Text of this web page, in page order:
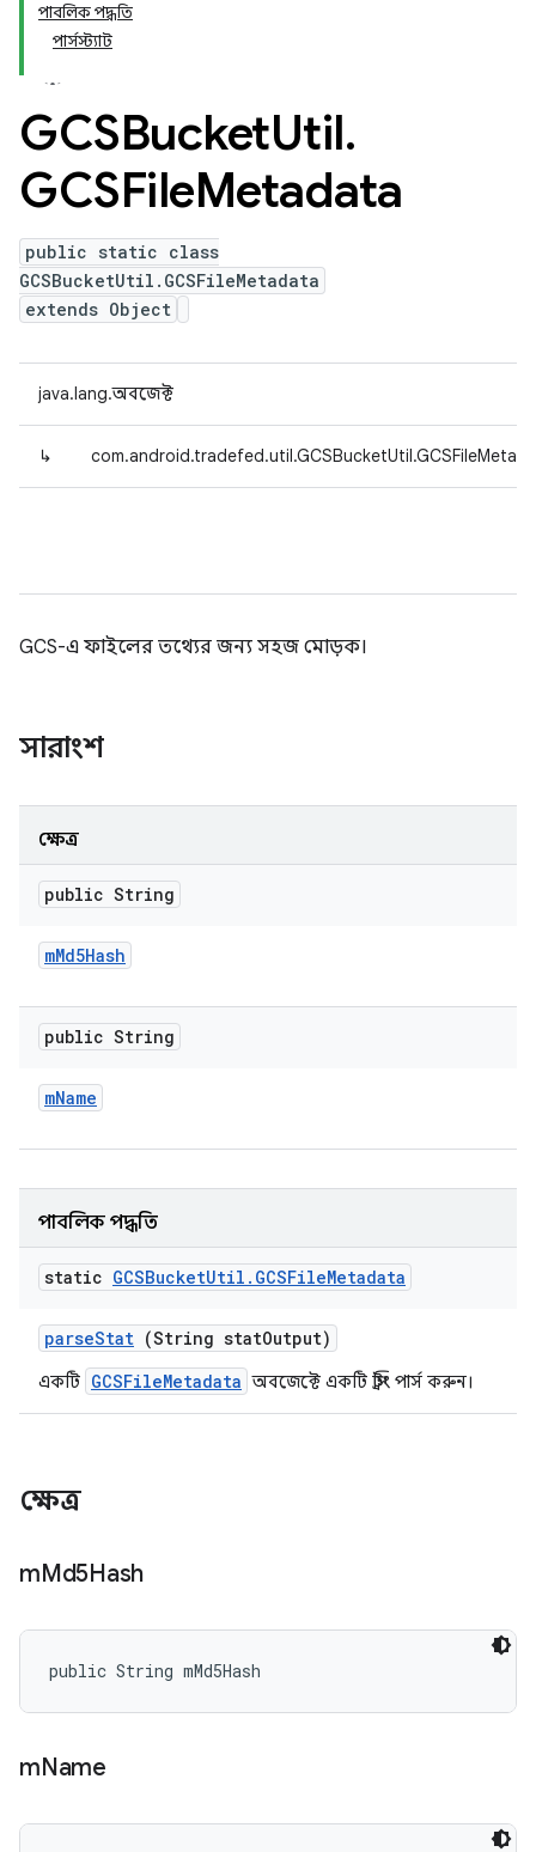
পাবলিক পদ্ধতি
পার্সস্ট্যাট
GCSBucketUtil.
GCSFileMetadata
public static class
GCSBucketUtil.GCSFileMetadata
extends Object
java.lang.অবজেক্ট
↳
GCS-এ ফাইলের তথ্যের জন্য সহজ মোড়ক।
সারাংশ
ক্ষেত্র
public String
mMd5Hash
public String
mName
পাবলিক পদ্ধতি
static GCSBucketUtil . GCSFileMetadata
parseStat (String statOutput)
একটি GCSFileMetadata অবজেক্টে একটি স্ট্রিং পার্স করুন।
ক্ষেত্র
mMd5Hash
public String mMd5Hash
mName